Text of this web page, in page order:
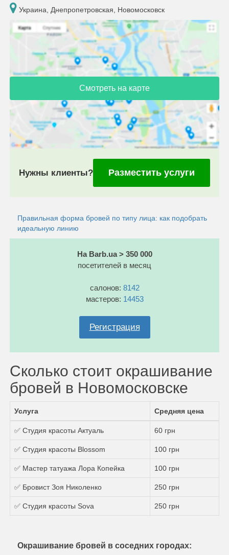
Украина, Днепропетровская, Новомосковск
Смотреть на карте
Нужны клиенты? Разместить услуги
Правильная форма бровей по типу лица: как подобрать
идеальную линию
На Barb.ua > 350 000
посетителей в месяц
салонов: 8142
мастеров: 14453
Регистрация
Сколько стоит окрашивание
бровей в Новомосковске
Услуга Средняя цена
✅ Студия красоты Актуаль 60 грн
✅ Студия красоты Blossom 100 грн
✅ Мастер татуажа Лора Копейка 100 грн
✅ Бровист Зоя Николенко 250 грн
✅ Студия красоты Sova 250 грн
Окрашивание бровей в соседних городах: